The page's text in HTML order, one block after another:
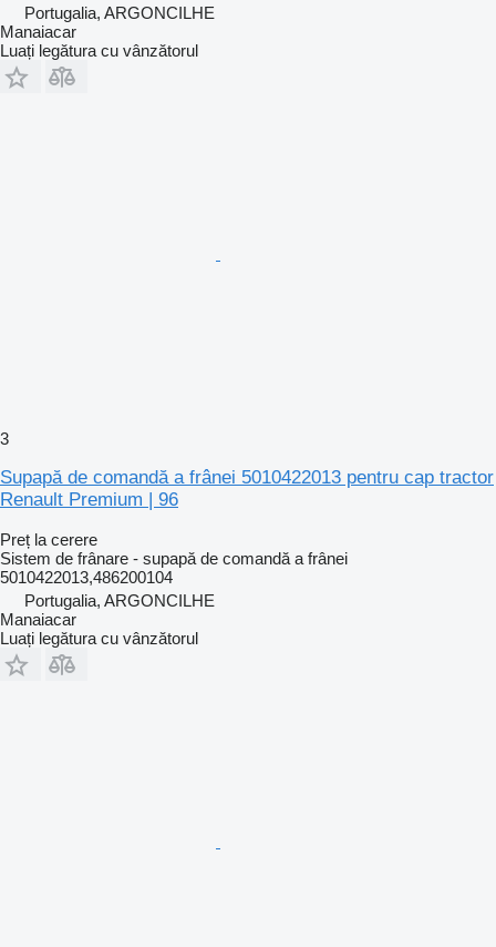
Portugalia, ARGONCILHE
Manaiacar
Luați legătura cu vânzătorul
3
Supapă de comandă a frânei 5010422013 pentru cap tractor
Renault Premium | 96
Preț la cerere
Sistem de frânare - supapă de comandă a frânei
5010422013,486200104
Portugalia, ARGONCILHE
Manaiacar
Luați legătura cu vânzătorul